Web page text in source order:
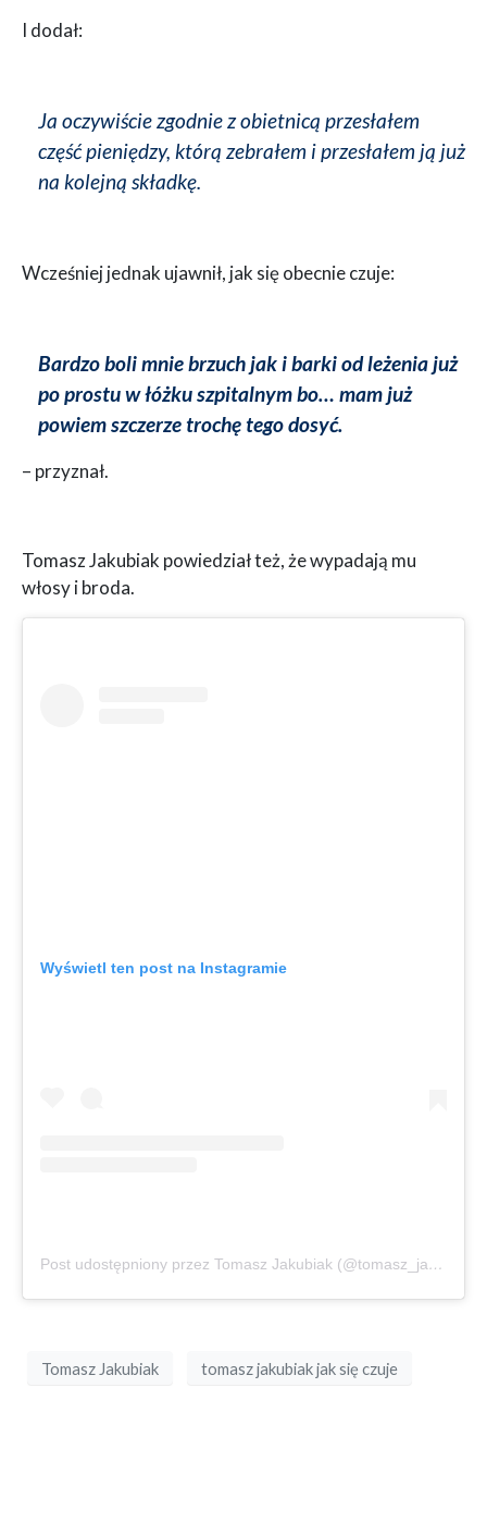
I dodał:
Ja oczywiście zgodnie z obietnicą przesłałem
część pieniędzy, którą zebrałem i przesłałem ją już
na kolejną składkę.
Wcześniej jednak ujawnił, jak się obecnie czuje:
Bardzo boli mnie brzuch jak i barki od leżenia już
po prostu w łóżku szpitalnym bo… mam już
powiem szczerze trochę tego dosyć.
– przyznał.
Tomasz Jakubiak powiedział też, że wypadają mu
włosy i broda.
Wyświetl ten post na Instagramie
Post udostępniony przez Tomasz Jakubiak (@tomasz_jakubiak)
Tomasz Jakubiak tomasz jakubiak jak się czuje